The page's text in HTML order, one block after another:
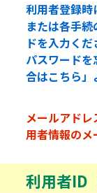
利用者登録時
または各手
ドを入力くだ
パスワード
合はこちら」
メールアド
用者情報のメ
利用者ID